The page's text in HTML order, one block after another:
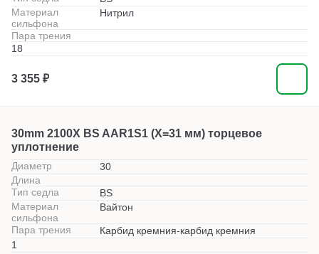
Материал
сильфона
Нитрил
Пара трения
18
3 355 ₽
30mm 2100X BS AAR1S1 (X=31 мм) торцевое
уплотнение
Диаметр
30
Длина
Тип седла
BS
Материал
сильфона
Вайтон
Пара трения
Карбид кремния-карбид кремния
1